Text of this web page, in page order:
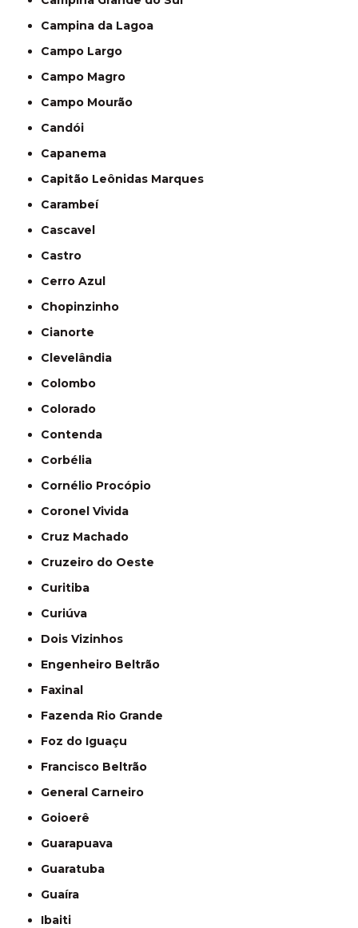
Campina da Lagoa
Campo Largo
Campo Magro
Campo Mourão
Candói
Capanema
Capitão Leônidas Marques
Carambeí
Cascavel
Castro
Cerro Azul
Chopinzinho
Cianorte
Clevelândia
Colombo
Colorado
Contenda
Corbélia
Cornélio Procópio
Coronel Vivida
Cruz Machado
Cruzeiro do Oeste
Curitiba
Curiúva
Dois Vizinhos
Engenheiro Beltrão
Faxinal
Fazenda Rio Grande
Foz do Iguaçu
Francisco Beltrão
General Carneiro
Goioerê
Guarapuava
Guaratuba
Guaíra
Ibaiti